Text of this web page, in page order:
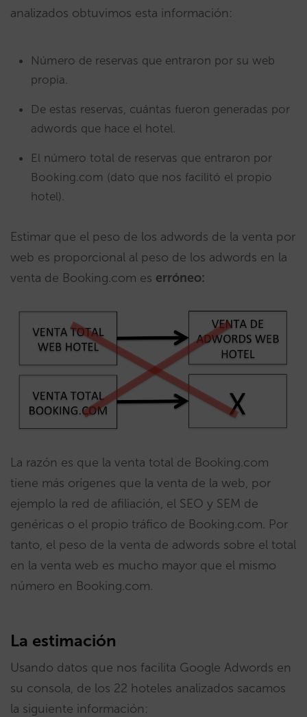
analizados obtuvimos esta información:
Número de reservas que entraron por su web
propia.
De estas reservas, cuántas fueron generadas por
adwords que hace el hotel.
El número total de reservas que entraron por
Booking.com (dato que nos facilitó el propio
hotel).
Estimar que el peso de los adwords de la venta por
web es proporcional al peso de los adwords en la
venta de Booking.com es erróneo:
La razón es que la venta total de Booking.com
tiene más orígenes que la venta de la web, por
ejemplo la red de afiliación, el SEO y SEM de
genéricas o el propio tráfico de Booking.com. Por
tanto, el peso de la venta de adwords sobre el total
en la venta web es mucho mayor que el mismo
número en Booking.com.
La estimación
Usando datos que nos facilita Google Adwords en
su consola, de los 22 hoteles analizados sacamos
la siguiente información: